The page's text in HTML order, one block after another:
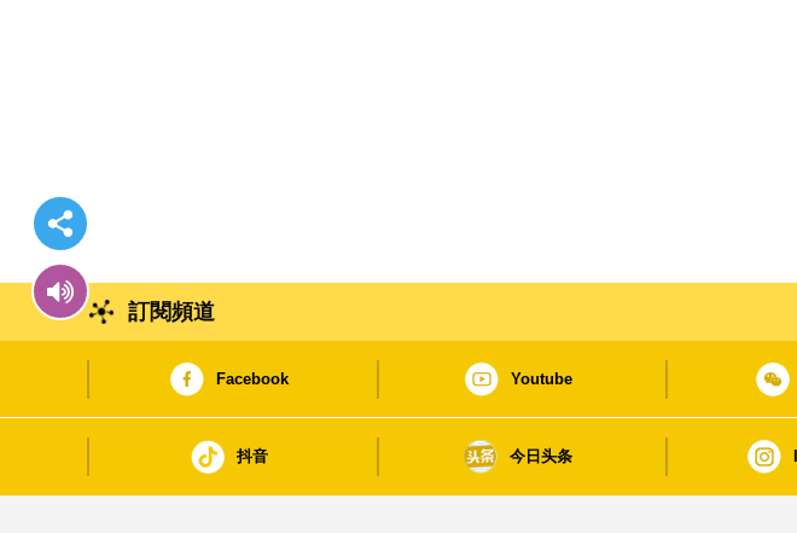
訂閱頻道
Facebook Youtube
抖音 今日头条